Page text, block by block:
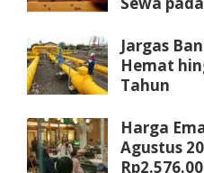
Jargas
Hemat
Tahun
Harga
Agustus